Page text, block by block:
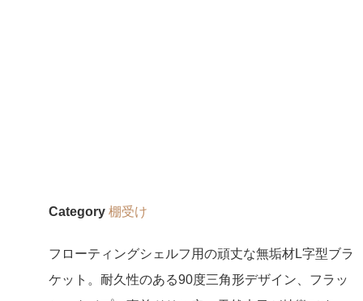
Category 棚受け
フローティングシェルフ用の頑丈な無垢材L字型ブラ
ケット。耐久性のある90度三角形デザイン、フラッ